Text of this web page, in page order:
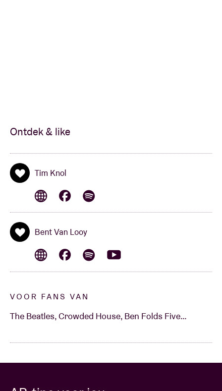
Ontdek & like
Tim Knol
Bent Van Looy
VOOR FANS VAN
The Beatles, Crowded House, Ben Folds Five…